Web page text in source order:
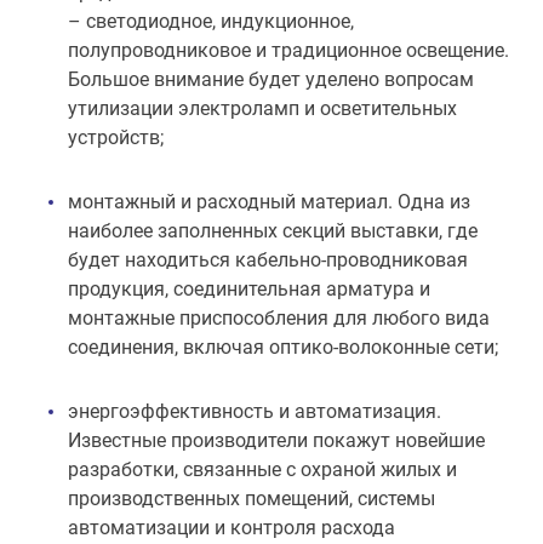
– светодиодное, индукционное,
полупроводниковое и традиционное освещение.
Большое внимание будет уделено вопросам
утилизации электроламп и осветительных
устройств;
монтажный и расходный материал. Одна из
наиболее заполненных секций выставки, где
будет находиться кабельно-проводниковая
продукция, соединительная арматура и
монтажные приспособления для любого вида
соединения, включая оптико-волоконные сети;
энергоэффективность и автоматизация.
Известные производители покажут новейшие
разработки, связанные с охраной жилых и
производственных помещений, системы
автоматизации и контроля расхода